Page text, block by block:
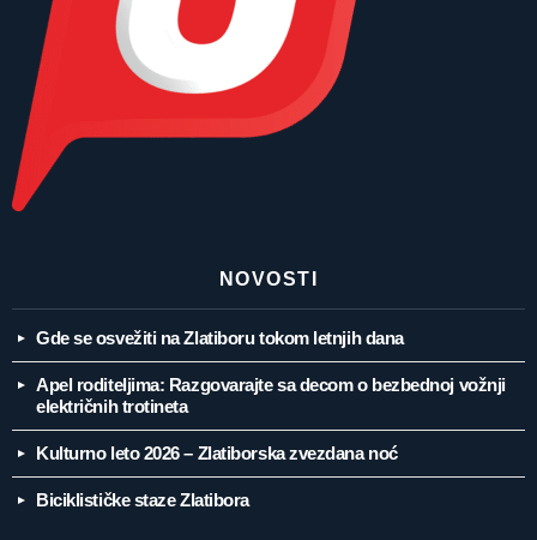
NOVOSTI
Gde se osvežiti na Zlatiboru tokom letnjih dana
Apel roditeljima: Razgovarajte sa decom o bezbednoj vožnji
električnih trotineta
Kulturno leto 2026 – Zlatiborska zvezdana noć
Biciklističke staze Zlatibora